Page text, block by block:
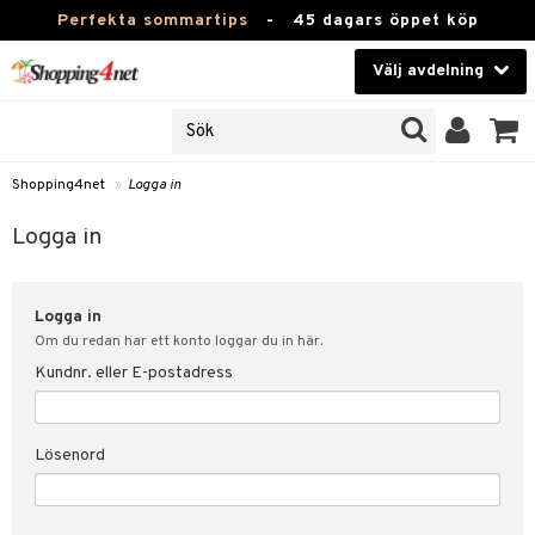
Perfekta sommartips - 45 dagars öppet köp
Välj avdelning
Kontaktlinser
Hälsokost
Fitness
Hem & Inredning
Leksaker, Barn & Baby
Varumärken
Shopping4net » Logga in
Logga in
Logga in
Om du redan har ett konto loggar du in här.
Kundnr. eller E-postadress
Lösenord
svar